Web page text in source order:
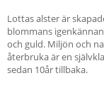
Lottas alster är
blommans
och guld. Miljön och
återbruka är en
sedan 10år tillbaka.